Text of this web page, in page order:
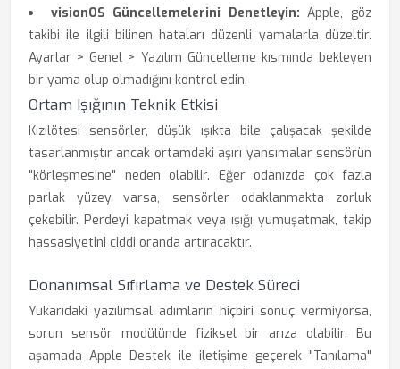
visionOS Güncellemelerini Denetleyin: Apple, göz
takibi ile ilgili bilinen hataları düzenli yamalarla düzeltir.
Ayarlar > Genel > Yazılım Güncelleme kısmında bekleyen
bir yama olup olmadığını kontrol edin.
Ortam Işığının Teknik Etkisi
Kızılötesi sensörler, düşük ışıkta bile çalışacak şekilde
tasarlanmıştır ancak ortamdaki aşırı yansımalar sensörün
"körleşmesine" neden olabilir. Eğer odanızda çok fazla
parlak yüzey varsa, sensörler odaklanmakta zorluk
çekebilir. Perdeyi kapatmak veya ışığı yumuşatmak, takip
hassasiyetini ciddi oranda artıracaktır.
Donanımsal Sıfırlama ve Destek Süreci
Yukarıdaki yazılımsal adımların hiçbiri sonuç vermiyorsa,
sorun sensör modülünde fiziksel bir arıza olabilir. Bu
aşamada Apple Destek ile iletişime geçerek "Tanılama"